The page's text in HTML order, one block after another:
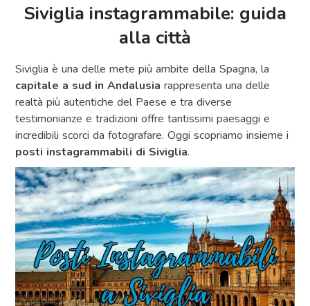
Siviglia instagrammabile: guida
alla città
Siviglia è una delle mete più ambite della Spagna, la
capitale a sud in Andalusia rappresenta una delle
realtà più autentiche del Paese e tra diverse
testimonianze e tradizioni offre tantissimi paesaggi e
incredibili scorci da fotografare. Oggi scopriamo insieme i
posti instagrammabili di Siviglia.